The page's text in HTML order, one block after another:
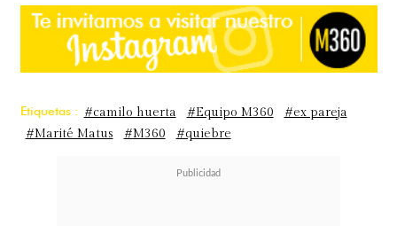
Etiquetas : #camilo huerta #Equipo M360
#ex pareja
#Marité Matus
#M360 #quiebre